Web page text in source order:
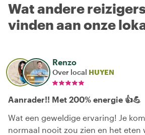
Wat andere
vinden aan onze
Renzo
Over local HUYEN
Aanrader!! Met 200% energie 👍💪
Wat een geweldige ervaring! Je
normaal nooit zou zien en het eten